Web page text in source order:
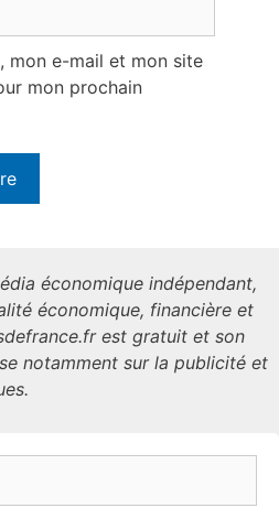
mon e-mail et mon site
mon prochain
économique indépendant,
économique, financière et
est gratuit et son
notamment sur la publicité et